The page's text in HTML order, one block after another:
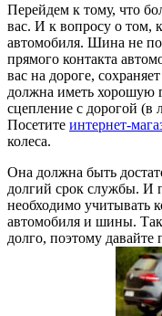
Перейдем к тому, что
вас. И к вопросу о том,
автомобиля. Шина не
прямого контакта
вас на дороге,
должна иметь хорошую
сцепление с дорогой (в
Посетите интернет-
колеса.
Она должна быть
долгий срок службы. И
необходимо учитывать
автомобиля и шины.
долго, поэтому